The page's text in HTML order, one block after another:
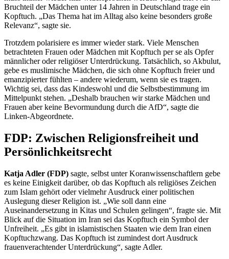
Bruchteil der Mädchen unter 14 Jahren in Deutschland trage ein
Kopftuch. „Das Thema hat im Alltag also keine besonders große
Relevanz“, sagte sie.
Trotzdem polarisiere es immer wieder stark. Viele Menschen
betrachteten Frauen oder Mädchen mit Kopftuch per se als Opfer
männlicher oder religiöser Unterdrückung. Tatsächlich, so Akbulut,
gebe es muslimische Mädchen, die sich ohne Kopftuch freier und
emanzipierter fühlten – andere wiederum, wenn sie es tragen.
Wichtig sei, dass das Kindeswohl und die Selbstbestimmung im
Mittelpunkt stehen. „Deshalb brauchen wir starke Mädchen und
Frauen aber keine Bevormundung durch die AfD“, sagte die
Linken-Abgeordnete.
FDP: Zwischen Religionsfreiheit und
Persönlichkeitsrecht
Katja Adler (FDP) sagte, selbst unter Koranwissenschaftlern gebe
es keine Einigkeit darüber, ob das Kopftuch als religiöses Zeichen
zum Islam gehört oder vielmehr Ausdruck einer politischen
Auslegung dieser Religion ist. „Wie soll dann eine
Auseinandersetzung in Kitas und Schulen gelingen“, fragte sie. Mit
Blick auf die Situation im Iran sei das Kopftuch ein Symbol der
Unfreiheit. „Es gibt in islamistischen Staaten wie dem Iran einen
Kopftuchzwang. Das Kopftuch ist zumindest dort Ausdruck
frauenverachtender Unterdrückung“, sagte Adler.